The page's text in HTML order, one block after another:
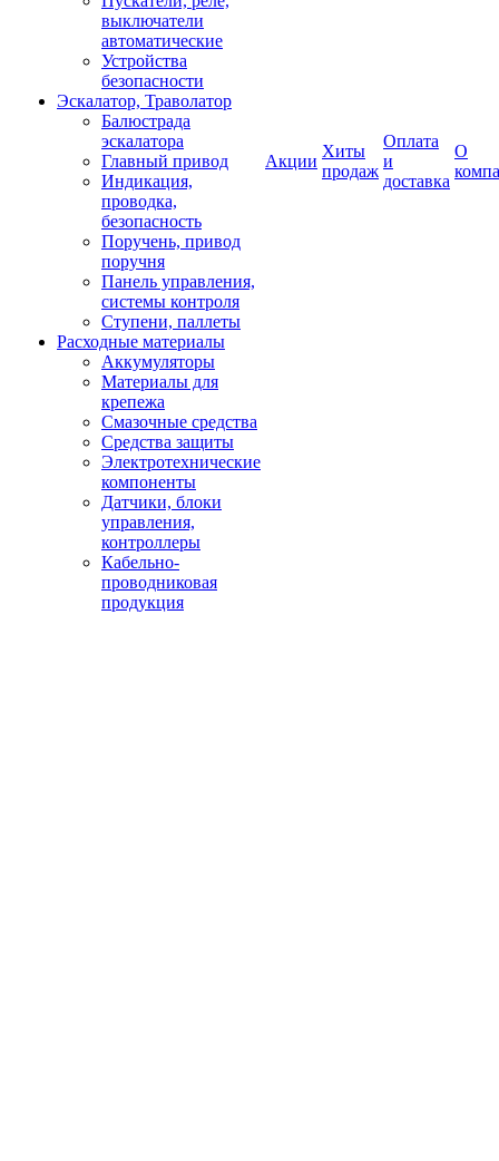
выключатели
автоматические
Устройства
безопасности
Эскалатор, Траволатор
Балюстрада
эскалатора
Главный привод
Индикация,
проводка,
безопасность
Поручень, привод
поручня
Панель управления,
системы контроля
Ступени, паллеты
Расходные материалы
Аккумуляторы
Материалы для
крепежа
Смазочные средства
Средства защиты
Электротехнические
компоненты
Датчики, блоки
управления,
контроллеры
Кабельно-
проводниковая
продукция
Акции
Хиты
продаж
Оплата
и
доставка
О